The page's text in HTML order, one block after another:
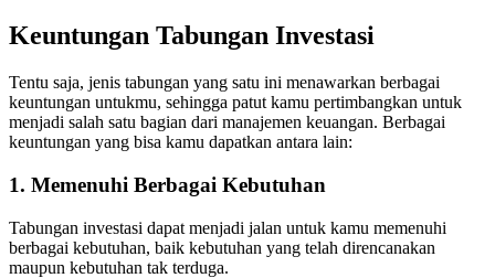
Keuntungan Tabungan Investasi
Tentu saja, jenis tabungan yang satu ini menawarkan berbagai
keuntungan untukmu, sehingga patut kamu pertimbangkan untuk
menjadi salah satu bagian dari manajemen keuangan. Berbagai
keuntungan yang bisa kamu dapatkan antara lain:
1. Memenuhi Berbagai Kebutuhan
Tabungan investasi dapat menjadi jalan untuk kamu memenuhi
berbagai kebutuhan, baik kebutuhan yang telah direncanakan
maupun kebutuhan tak terduga.